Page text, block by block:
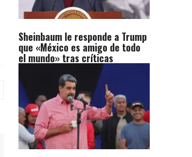
Sheinbaum le responde a Trump
que «México es amigo de todo
el mundo» tras críticas